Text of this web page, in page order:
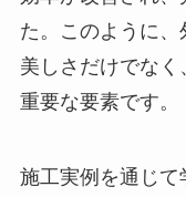
た。このように
美しさだけでな
重要な要素です。
施工実例を通じ